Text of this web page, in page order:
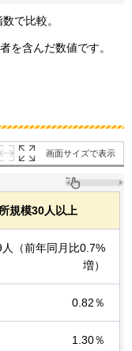
で比較。
を含んだ数値です。
画面サイズで表示
規模30人以上
（前年同月比0.7%
増）
0.82％
1.30％